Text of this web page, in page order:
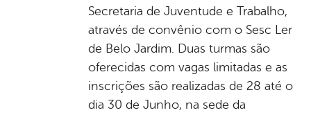
Secretaria de Juventude e Trabalho,
através de convênio com o Sesc Ler
de Belo Jardim. Duas turmas são
oferecidas com vagas limitadas e as
inscrições são realizadas de 28 até o
dia 30 de Junho, na sede da